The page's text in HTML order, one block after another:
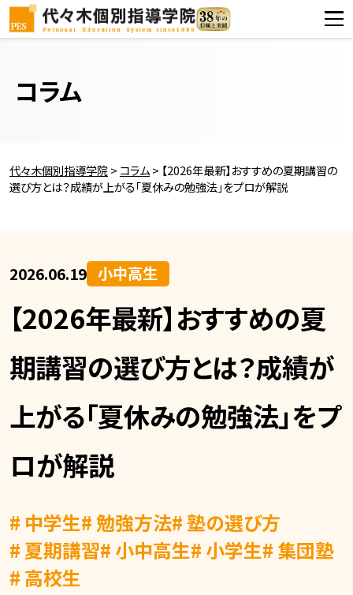
コラム
代々木個別指導学院> コラム> 【2026年最新】おすすめの夏期講習の
選び方とは？成績が上がる「夏休みの勉強法」をプロが解説
2026.06.19 小中高生
【2026年最新】おすすめの夏
期講習の選び方とは？成績が
上がる「夏休みの勉強法」をプ
ロが解説
# 中学生# 勉強方法# 塾の選び方
# 夏期講習# 小中高生# 小学生# 集団塾
# 高校生